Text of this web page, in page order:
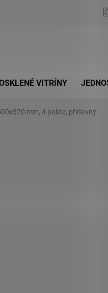
VITRÍNY
mm, 4 police, přídavný